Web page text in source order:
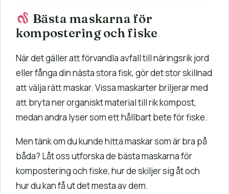
Bästa maskarna för
kompostering och fiske
När det gäller att förvandla avfall till näringsrik jord
eller fånga din nästa stora fisk, gör det stor skillnad
att välja rätt maskar. Vissa maskarter briljerar med
att bryta ner organiskt material till rik kompost,
medan andra lyser som ett hållbart bete för fiske.
Men tänk om du kunde hitta maskar som är bra på
båda? Låt oss utforska de bästa maskarna för
kompostering och fiske, hur de skiljer sig åt och
hur du kan få ut det mesta av dem.